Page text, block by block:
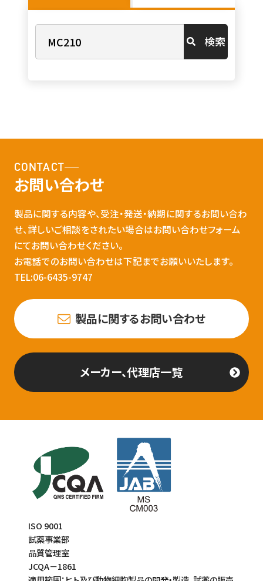
検索
CONTACT
お問い合わせ
製品に関する内容や、受注・発送・納期に関するお問い合わ
せ、詳しいご相談をされたい場合はお問い合わせフォーム
にてお問い合わせください。
お電話でのお問い合わせは下記までお願いいたします。
TEL:06-6435-9747
製品に関するお問い合わせ
メーカー、代理店一覧
ISO 9001
試薬事業部
品質管理室
JCQA－1861